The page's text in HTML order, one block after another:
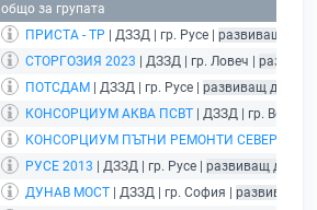
общо за групата
ПРИСТА - ТР | ДЗЗД | гр. Русе | развиващ
СТОРГОЗИЯ 2023 | ДЗЗД | гр. Ловеч |
ПОТСДАМ | ДЗЗД | гр. Русе | развиващ
КОНСОРЦИУМ АКВА ПСВТ | ДЗЗД | гр.
КОНСОРЦИУМ ПЪТНИ РЕМОНТИ СЕВЕР 2024
РУСЕ 2013 | ДЗЗД | гр. Русе | развиващ
ДУНАВ МОСТ | ДЗЗД | гр. София | развиващ